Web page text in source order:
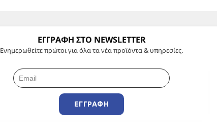
ΕΓΓΡΑΦΗ ΣΤΟ NEWSLETTER
Ενημερωθείτε πρώτοι για όλα τα νέα προϊόντα & υπηρεσίες.
ΕΓΓΡΑΦΉ